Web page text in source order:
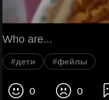
Who are...
#дети #фейлы
0 0